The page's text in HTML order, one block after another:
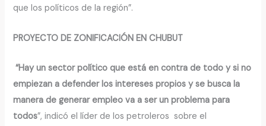
que los políticos de la región”.
PROYECTO DE ZONIFICACIÓN EN CHUBUT
“Hay un sector político que está en contra de todo y si no
empiezan a defender los intereses propios y se busca la
manera de generar empleo va a ser un problema para
todos”, indicó el líder de los petroleros sobre el